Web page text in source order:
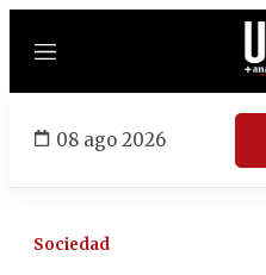
Menú
08 ago 2026
Sociedad